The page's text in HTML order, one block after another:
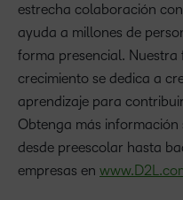
estrecha colaboración
ayuda a millones de
forma presencial.
crecimiento se dedica a
aprendizaje para
Obtenga más información
desde preescolar hasta
empresas en